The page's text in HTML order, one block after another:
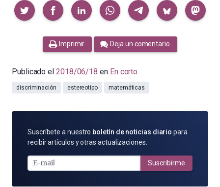
Compartir
Imprimir Deja un comentario
Publicado el 2018/06/18 en En corto
discriminación estereotipo matemáticas
SUSCRÍBETE
POR
MAIL
Suscríbete a nuestro boletín de noticias diario para
recibir artículos y otras actualizaciones.
Suscribirme